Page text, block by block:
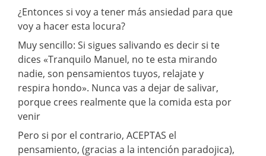
¿Entonces si voy a tener más ansiedad para que
voy a hacer esta locura?
Muy sencillo: Si sigues salivando es decir si te
dices «Tranquilo Manuel, no te esta mirando
nadie, son pensamientos tuyos, relajate y
respira hondo». Nunca vas a dejar de salivar,
porque crees realmente que la comida esta por
venir
Pero si por el contrario, ACEPTAS el
pensamiento, (gracias a la intención paradojica),